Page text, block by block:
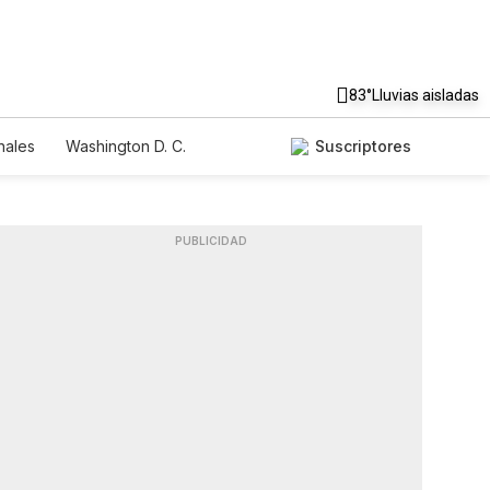
83°Lluvias aisladas
Washington D. C. Suscriptores
PUBLICIDAD